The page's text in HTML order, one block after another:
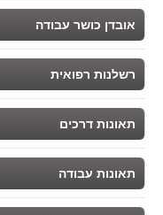
אובדן כושר עבודה
רשלנות רפואית
תאונות דרכים
תאונות עבודה